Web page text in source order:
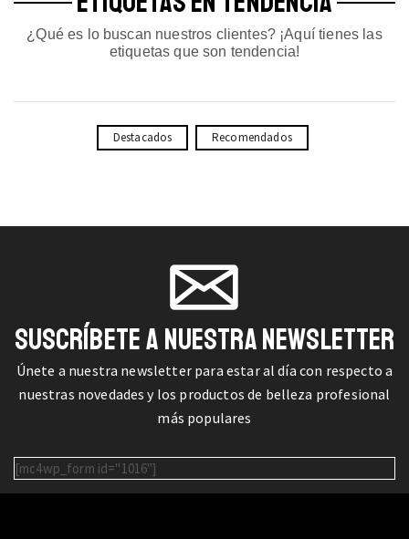
¿Qué es lo buscan nuestros clientes? ¡Aquí tienes las
etiquetas que son tendencia!
Destacados Recomendados
SUSCRÍBETE A NUESTRA NEWSLETTER
Únete a nuestra newsletter para estar al día con respecto a
nuestras novedades y los productos de belleza profesional
más populares
[mc4wp_form id="1016"]